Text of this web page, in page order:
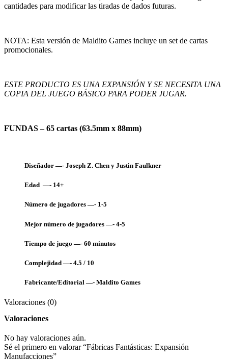
cantidades para modificar las tiradas de dados futuras.
NOTA: Esta versión de Maldito Games incluye un set de cartas
promocionales.
ESTE PRODUCTO ES UNA EXPANSIÓN Y SE NECESITA UNA
COPIA DEL JUEGO BÁSICO PARA PODER JUGAR.
FUNDAS – 65 cartas (63.5mm x 88mm)
Diseñador —- Joseph Z. Chen y Justin Faulkner
Edad —- 14+
Número de jugadores —- 1-5
Mejor número de jugadores —- 4-5
Tiempo de juego —- 60 minutos
Complejidad —- 4.5 / 10
Fabricante/Editorial —- Maldito Games
Valoraciones (0)
Valoraciones
No hay valoraciones aún.
Sé el primero en valorar “Fábricas Fantásticas: Expansión
Manufacciones”